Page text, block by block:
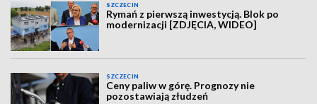
SZCZECIN
Rymań z pierwszą inwestycją. Blok po
modernizacji [ZDJĘCIA, WIDEO]
SZCZECIN
Ceny paliw w górę. Prognozy nie
pozostawiają złudzeń